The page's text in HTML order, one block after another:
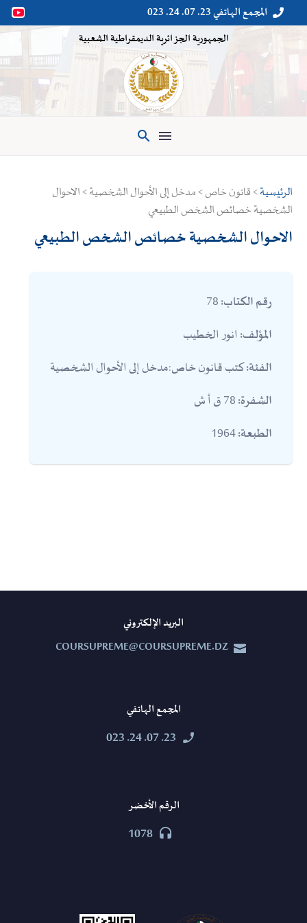

 المجمع الهاتفي 23. 07. 24. 023
الجمهورية الجزائرية الديمقراطية الشعبية

الرئيسية> قانون خاص > مدخل إلى الأحوال الشخصية > الاحوال
الشخصية خصائص الشخص الطبيعي
الاحوال الشخصية خصائص الشخص الطبيعي
رقم الكتاب:
المؤلف: انور الخطيب
الفئة:كتب قانون خاص:مدخل إلى الأحوال الشخصية
الشفرة:
الطبعة:
البريد الإلكتروني


COURSUPREME@COURSUPREME.DZ
المجمع الهاتفي


23. 07. 24. 023
الرقم الأخضر


1078